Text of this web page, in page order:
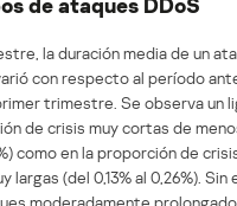
la duración media de un
con respecto al período
trimestre. Se observa un
de crisis muy cortas de
como en la proporción de
largas (del 0,13% al 0,26%).
moderadamente